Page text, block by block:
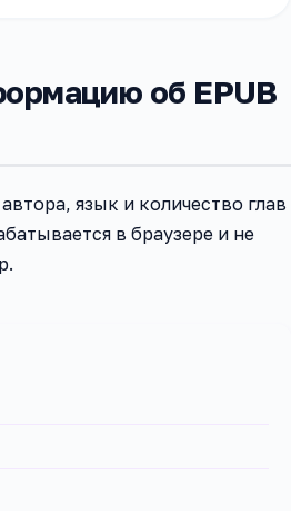
об EPUB
язык и количество глав
в браузере и не